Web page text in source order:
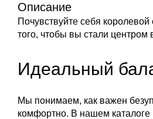
Описание
Почувствуйте себя
того, чтобы вы стали
Идеальный
Мы понимаем, как важен
комфортно. В нашем каталоге